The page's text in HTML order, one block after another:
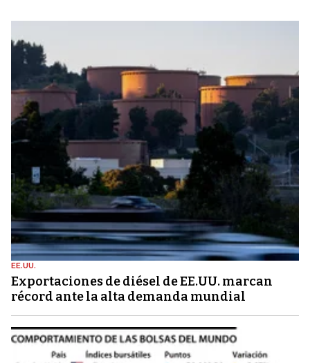
EE.UU.
Exportaciones de diésel de EE.UU. marcan
récord ante la alta demanda mundial